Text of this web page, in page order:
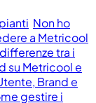
Non ho
a Metricool
tra i
su Metricool e
Brand e
gestire i